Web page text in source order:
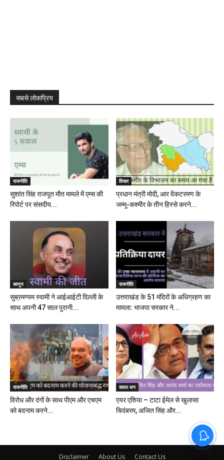
सबसे लोकप्रिय
राजनीति
सुशांत सिंह राजपूत मौत मामले में एम्स की
रिपोर्ट पर संसदीय...
विचार
प्रधान मंत्री मोदी, आर वेंकटरमण के
जम्मू-कश्मीर के तीन हिस्से करने...
कानून
सुब्रमण्यम स्वामी ने आईआईटी दिल्ली के
साथ अपनी 47 साल पुरानी...
राजनीति
उत्तराखंड के 51 मंदिरों के अधिग्रहण का
मामला: भाजपा सरकार ने...
राजनीति
विरोध और दंगों के साथ पीएम और एचएम
को बदनाम करने...
काला धन
एयर एशिया – टाटा ईमेल से खुलासा
चिदंबरम, अजित सिंह और...
Disclaimer About Us Contact Us